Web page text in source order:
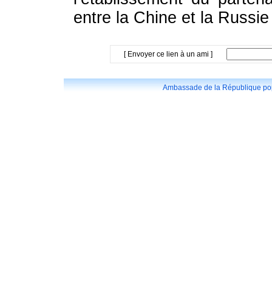
entre la Chine et la
[ Envoyer ce lien à un ami ]
Ambassade de la République